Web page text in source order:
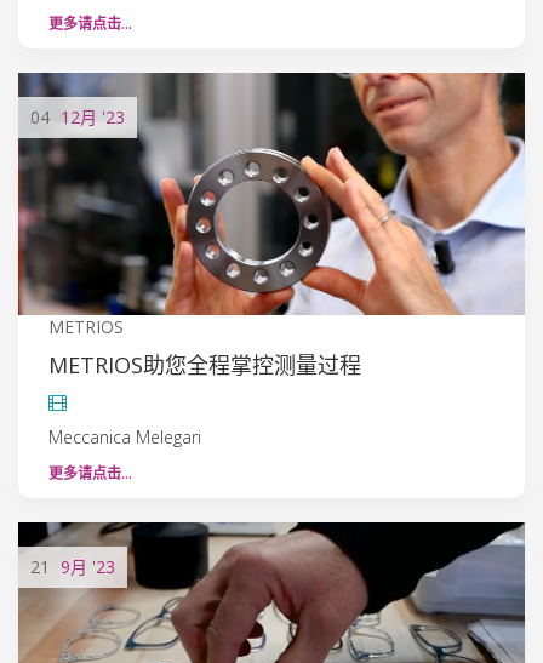
更多请点击…
04 12月 '23
METRIOS
METRIOS助您全程掌控测量过程
Meccanica Melegari
更多请点击…
21 9月 '23